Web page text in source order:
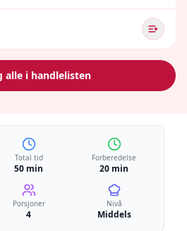
alle i handlelisten
Total tid
50 min
Forberedelse
20 min
Porsjoner
4
Nivå
Middels